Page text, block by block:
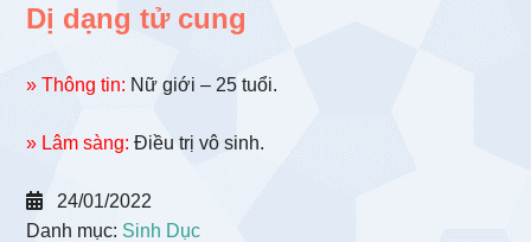
Dị dạng tử cung
» Thông tin: Nữ giới – 25 tuổi.
» Lâm sàng: Điều trị vô sinh.
24/01/2022
Danh mục: Sinh Dục